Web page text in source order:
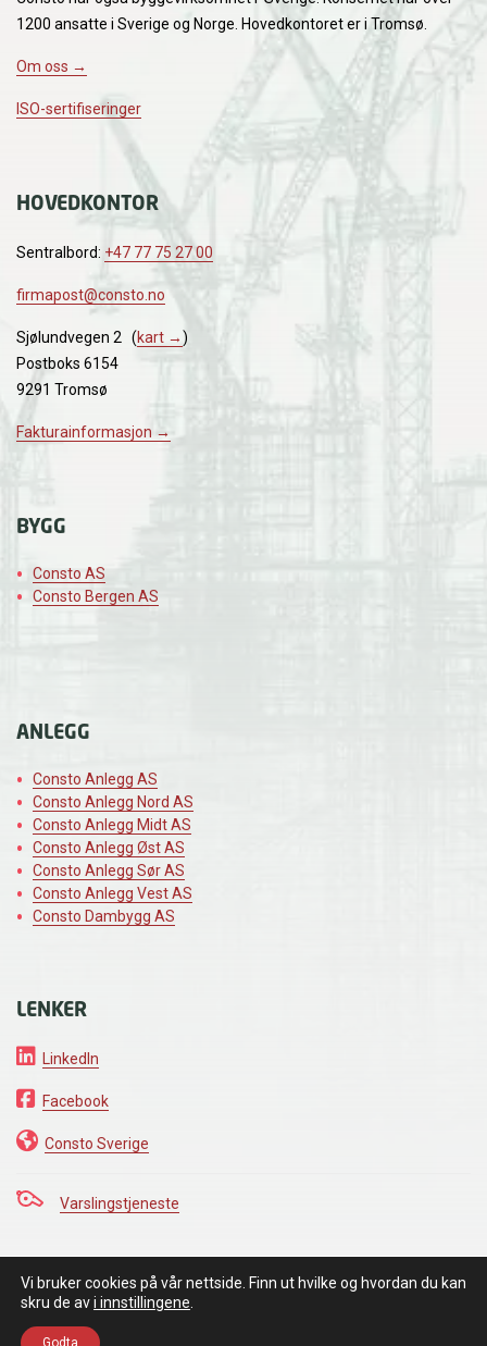
1200 ansatte i Sverige og Norge. Hovedkontoret er i Tromsø.
Om oss →
ISO-sertifiseringer
HOVEDKONTOR
Sentralbord: +47 77 75 27 00
firmapost@consto.no
Sjølundvegen 2 (kart →)
Postboks 6154
9291 Tromsø
Fakturainformasjon →
BYGG
Consto AS
Consto Bergen AS
ANLEGG
Consto Anlegg AS
Consto Anlegg Nord AS
Consto Anlegg Midt AS
Consto Anlegg Øst AS
Consto Anlegg Sør AS
Consto Anlegg Vest AS
Consto Dambygg AS
LENKER
LinkedIn
Facebook
Consto Sverige
Varslingstjeneste
VI HOLDER DET VI LOVER
Vi bruker cookies på vår nettside. Finn ut hvilke og hvordan du kan
skru de avi innstillingene
Godta